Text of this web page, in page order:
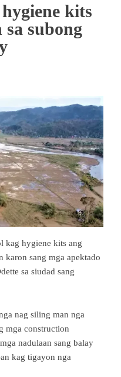
kits
subong
kag hygiene kits ang
karon sang mga apektado
sa siudad sang
nag siling man nga
mga construction
nadulaan sang balay
kag tigayon nga